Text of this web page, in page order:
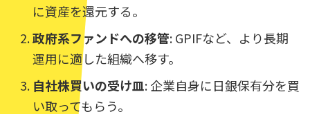
に資産を還元する。
政府系ファンドへの移管: GPIFなど、より長期
運用に適した組織へ移す。
自社株買いの受け皿: 企業自身に日銀保有分を買
い取ってもらう。